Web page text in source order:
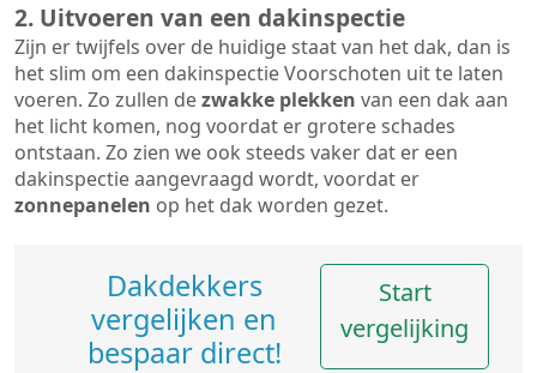
2. Uitvoeren van een dakinspectie
Zijn er twijfels over de huidige staat van het dak, dan is
het slim om een dakinspectie Voorschoten uit te laten
voeren. Zo zullen dezwakke plekken van een dak aan
het licht komen, nog voordat er grotere schades
ontstaan. Zo zien we ook steeds vaker dat er een
dakinspectie aangevraagd wordt, voordat er
zonnepanelen op het dak worden gezet.
Dakdekkers
vergelijken en
bespaar direct!
Start
vergelijking